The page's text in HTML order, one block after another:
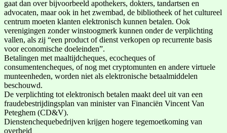
gaat dan over bijvoorbeeld apothekers, dokters, tandartsen en
advocaten, maar ook in het zwembad, de bibliotheek of het cultureel
centrum moeten klanten elektronisch kunnen betalen. Ook
verenigingen zonder winstoogmerk kunnen onder de verplichting
vallen, als zij “een product of dienst verkopen op recurrente basis
voor economische doeleinden”.
Betalingen met maaltijdcheques, ecocheques of
consumentencheques, of nog met cryptomunten en andere virtuele
munteenheden, worden niet als elektronische betaalmiddelen
beschouwd.
De verplichting tot elektronisch betalen maakt deel uit van een
fraudebestrijdingsplan van minister van Financiën Vincent Van
Peteghem (CD&V).
Dienstenchequebedrijven krijgen hogere tegemoetkoming van
overheid